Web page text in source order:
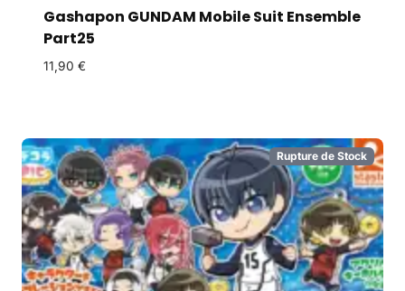
Gashapon GUNDAM Mobile Suit Ensemble
Part25
11,90 €
Rupture de Stock